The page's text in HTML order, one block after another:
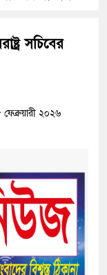
সচিবের
২০২৬